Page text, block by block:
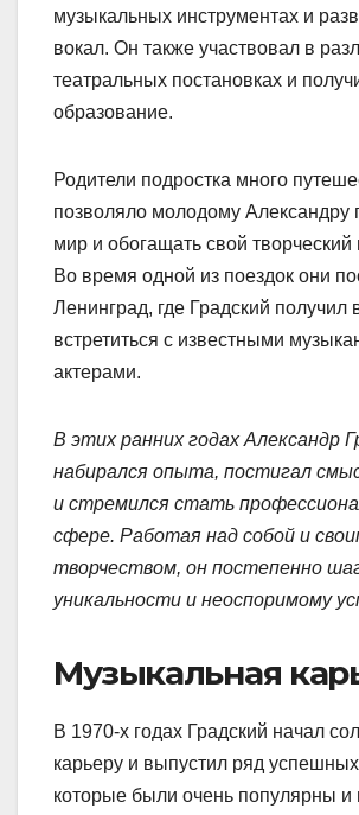
музыкальных инструментах и
вокал. Он также участвовал в
театральных постановках и
образование.
Родители подростка много
позволяло молодому Александру
мир и обогащать свой творческий
Во время одной из поездок они
Ленинград, где Градский получил
встретиться с известными
актерами.
В этих ранних годах Александр
набирался опыта, постигал
и стремился стать
сфере. Работая над собой и
творчеством, он постепенно
уникальности и неоспоримому
Музыкальная
В 1970-х годах Градский начал
карьеру и выпустил ряд
которые были очень популярны и